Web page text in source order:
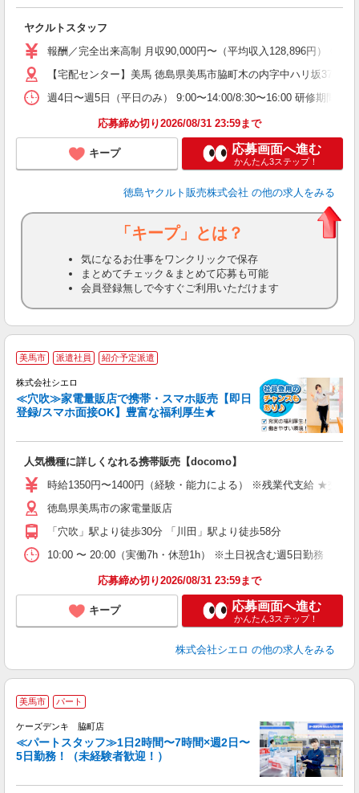
ヤクルトスタッフ
報酬／完全出来高制 月収90,000円〜（平均収入128,896円） ◎
【宅配センター】美馬 徳島県美馬市脇町木の内字中ハリ坂3779-1
週4日〜週5日（平日のみ） 9:00〜14:00/8:30〜16:00 研修期間：
応募締め切り2026/08/31 23:59まで
キープ 応募画面へ進む
かんたん3ステップ！
徳島ヤクルト販売株式会社 の他の求人をみる
「キープ」とは？
気になるお仕事をワンクリックで保存
まとめてチェック＆まとめて応募も可能
会員登録無しで今すぐご利用いただけます
美馬市 派遣社員 紹介予定派遣
株式会社シエロ
≪穴吹≫家電量販店で携帯・スマホ販売【即日
登録/スマホ面接OK】豊富な福利厚生★
人気機種に詳しくなれる携帯販売【docomo】
時給1350円〜1400円（経験・能力による） ※残業代支給 ★交通
徳島県美馬市の家電量販店
「穴吹」駅より徒歩30分 「川田」駅より徒歩58分
10:00 〜 20:00（実働7h・休憩1h） ※土日祝含む週5日勤務
応募締め切り2026/08/31 23:59まで
キープ 応募画面へ進む
かんたん3ステップ！
株式会社シエロ の他の求人をみる
美馬市 パート
ケーズデンキ 脇町店
≪パートスタッフ≫1日2時間〜7時間×週2日〜
5日勤務！（未経験者歓迎！）